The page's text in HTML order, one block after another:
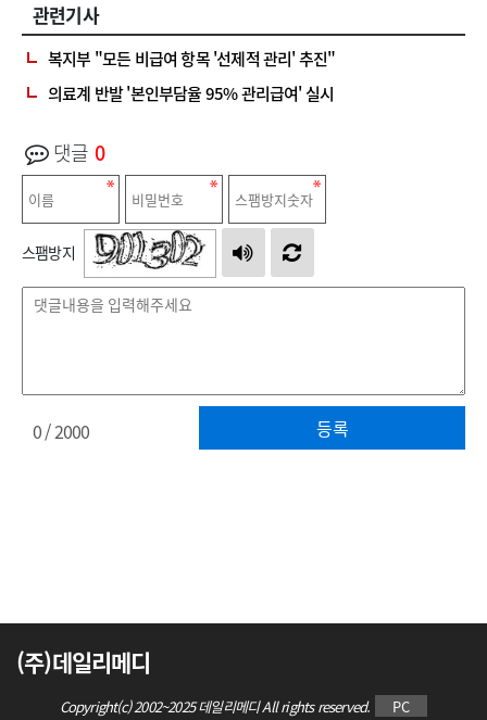
관련기사
복지부 "모든 비급여 항목 '선제적 관리' 추진"
의료계 반발 '본인부담율 95% 관리급여' 실시
댓글 0
스팸방지
등록
0/ 2000
(주)데일리메디
Copyright(c) 2002~2025 데일리메디 All rights reserved. PC